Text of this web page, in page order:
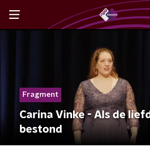
Fragment
Carina Vinke - Als de
bestond